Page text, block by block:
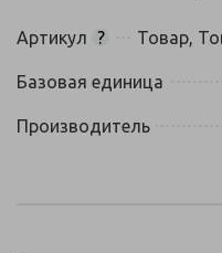
Артикул ? Товар,
Базовая единица
Производитель